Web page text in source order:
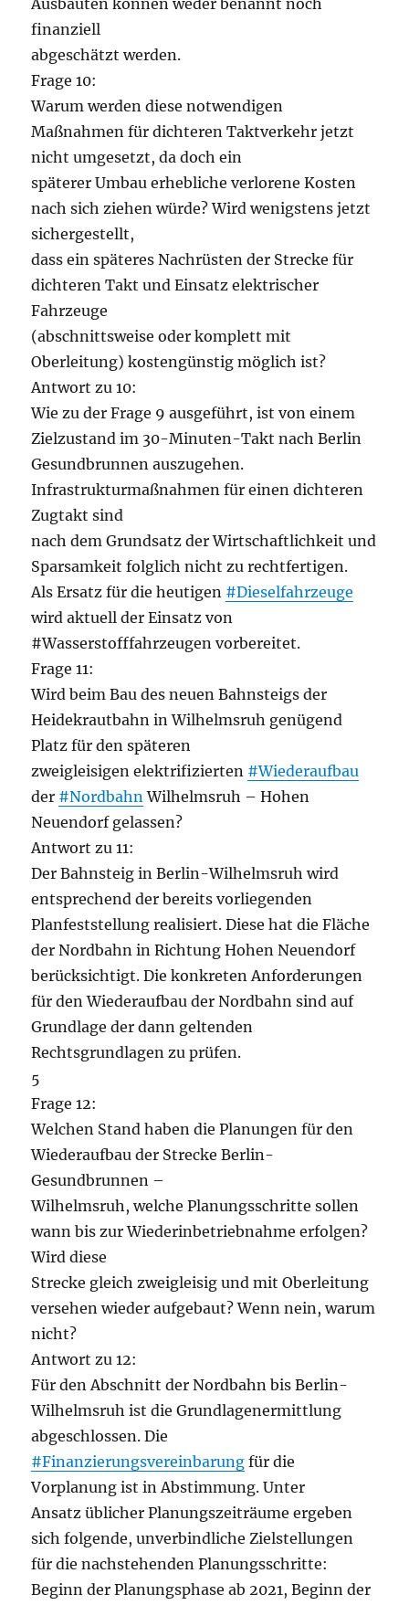
Ausbauten können weder benannt noch
finanziell
abgeschätzt werden.
Frage 10:
Warum werden diese notwendigen
Maßnahmen für dichteren Taktverkehr jetzt
nicht umgesetzt, da doch ein
späterer Umbau erhebliche verlorene Kosten
nach sich ziehen würde? Wird wenigstens jetzt
sichergestellt,
dass ein späteres Nachrüsten der Strecke für
dichteren Takt und Einsatz elektrischer
Fahrzeuge
(abschnittsweise oder komplett mit
Oberleitung) kostengünstig möglich ist?
Antwort zu 10:
Wie zu der Frage 9 ausgeführt, ist von einem
Zielzustand im 30-Minuten-Takt nach Berlin
Gesundbrunnen auszugehen.
Infrastrukturmaßnahmen für einen dichteren
Zugtakt sind
nach dem Grundsatz der Wirtschaftlichkeit und
Sparsamkeit folglich nicht zu rechtfertigen.
Als Ersatz für die heutigen #Dieselfahrzeuge
wird aktuell der Einsatz von
#Wasserstofffahrzeugen vorbereitet.
Frage 11:
Wird beim Bau des neuen Bahnsteigs der
Heidekrautbahn in Wilhelmsruh genügend
Platz für den späteren
zweigleisigen elektrifizierten #Wiederaufbau
der #NordbahnWilhelmsruh – Hohen
Neuendorf gelassen?
Antwort zu 11:
Der Bahnsteig in Berlin-Wilhelmsruh wird
entsprechend der bereits vorliegenden
Planfeststellung realisiert. Diese hat die Fläche
der Nordbahn in Richtung Hohen Neuendorf
berücksichtigt. Die konkreten Anforderungen
für den Wiederaufbau der Nordbahn sind auf
Grundlage der dann geltenden
Rechtsgrundlagen zu prüfen.
5
Frage 12:
Welchen Stand haben die Planungen für den
Wiederaufbau der Strecke Berlin-
Gesundbrunnen –
Wilhelmsruh, welche Planungsschritte sollen
wann bis zur Wiederinbetriebnahme erfolgen?
Wird diese
Strecke gleich zweigleisig und mit Oberleitung
versehen wieder aufgebaut? Wenn nein, warum
nicht?
Antwort zu 12:
Für den Abschnitt der Nordbahn bis Berlin-
Wilhelmsruh ist die Grundlagenermittlung
abgeschlossen. Die
#Finanzierungsvereinbarung für die
Vorplanung ist in Abstimmung. Unter
Ansatz üblicher Planungszeiträume ergeben
sich folgende, unverbindliche Zielstellungen
für die nachstehenden Planungsschritte:
Beginn der Planungsphase ab 2021, Beginn der